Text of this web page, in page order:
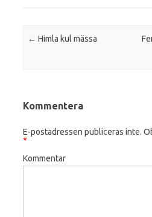
Post navigation
← Himla kul mässa
Kommentera
E-postadressen publiceras inte.
*
Kommentar